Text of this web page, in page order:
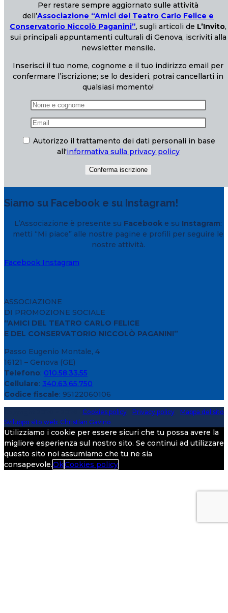
Per restare sempre aggiornato sulle attività
dell’Associazione “Amici del Teatro Carlo Felice e
Conservatorio Niccolò Paganini”, sugli articoli de L’Invito,
sui principali appuntamenti culturali di Genova, iscriviti alla
newsletter mensile.
Inserisci il tuo nome, cognome e il tuo indirizzo email per
confermare l’iscrizione; se lo desideri, potrai cancellarti in
qualsiasi momento!
Autorizzo il trattamento dei dati personali in base
all'informativa sulla privacy policy
Siamo su Facebook e su Instagram!
L’Associazione è presente su Facebook e su Instagram:
metti “Mi piace” alle nostre pagine e profili per seguire le
nostre attività.
Facebook Instagram
ASSOCIAZIONE
DI PROMOZIONE SOCIALE
“AMICI DEL TEATRO CARLO FELICE
E DEL CONSERVATORIO NICCOLÒ PAGANINI”
Passo Eugenio Montale, 4
16121 – Genova (GE)
Telefono: 010.58.33.55
Cellulare: 340.63.65.750
Codice fiscale: 95122060106
Cookies policy Privacy policy
Mappa del sito
Sviluppo sito web: Christian Gavino
Utilizziamo i cookie per essere sicuri che tu possa avere la
migliore esperienza sul nostro sito. Se continui ad utilizzare
questo sito noi assumiamo che tu ne sia
consapevole.OkCookies policy